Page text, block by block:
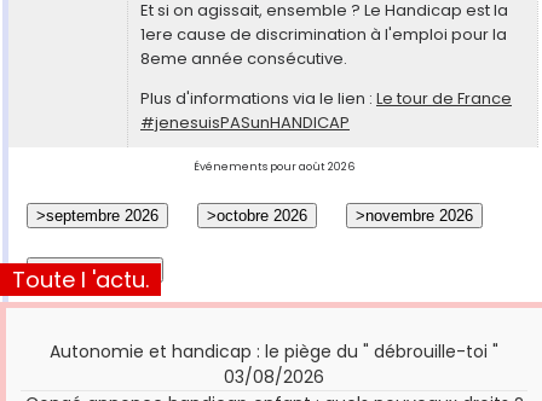
Événements pour août 2026
Et si on agissait, ensemble ? Le Handicap est la
1ere cause de discrimination à l'emploi pour la
8eme année consécutive.
Plus d'informations via le lien : Le tour de France
#jenesuisPASunHANDICAP
Toute l 'actu.
Autonomie et handicap : le piège du " débrouille-toi "
03/08/2026